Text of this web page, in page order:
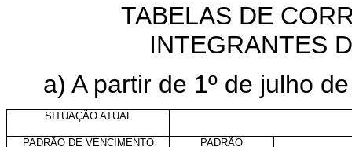
TABELAS DE
INTEGRANTES
a) A partir de 1º de julho
SITUAÇÃO ATUAL
PADRÃO DE VENCIMENTO PADRÃO